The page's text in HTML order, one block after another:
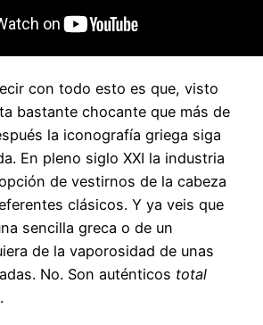
con todo esto es que, visto
bastante chocante que más de
la iconografía griega siga
En pleno siglo XXI la industria
de vestirnos de la cabeza
clásicos. Y ya veis que
sencilla greca o de un
de la vaporosidad de unas
No. Son auténticos total